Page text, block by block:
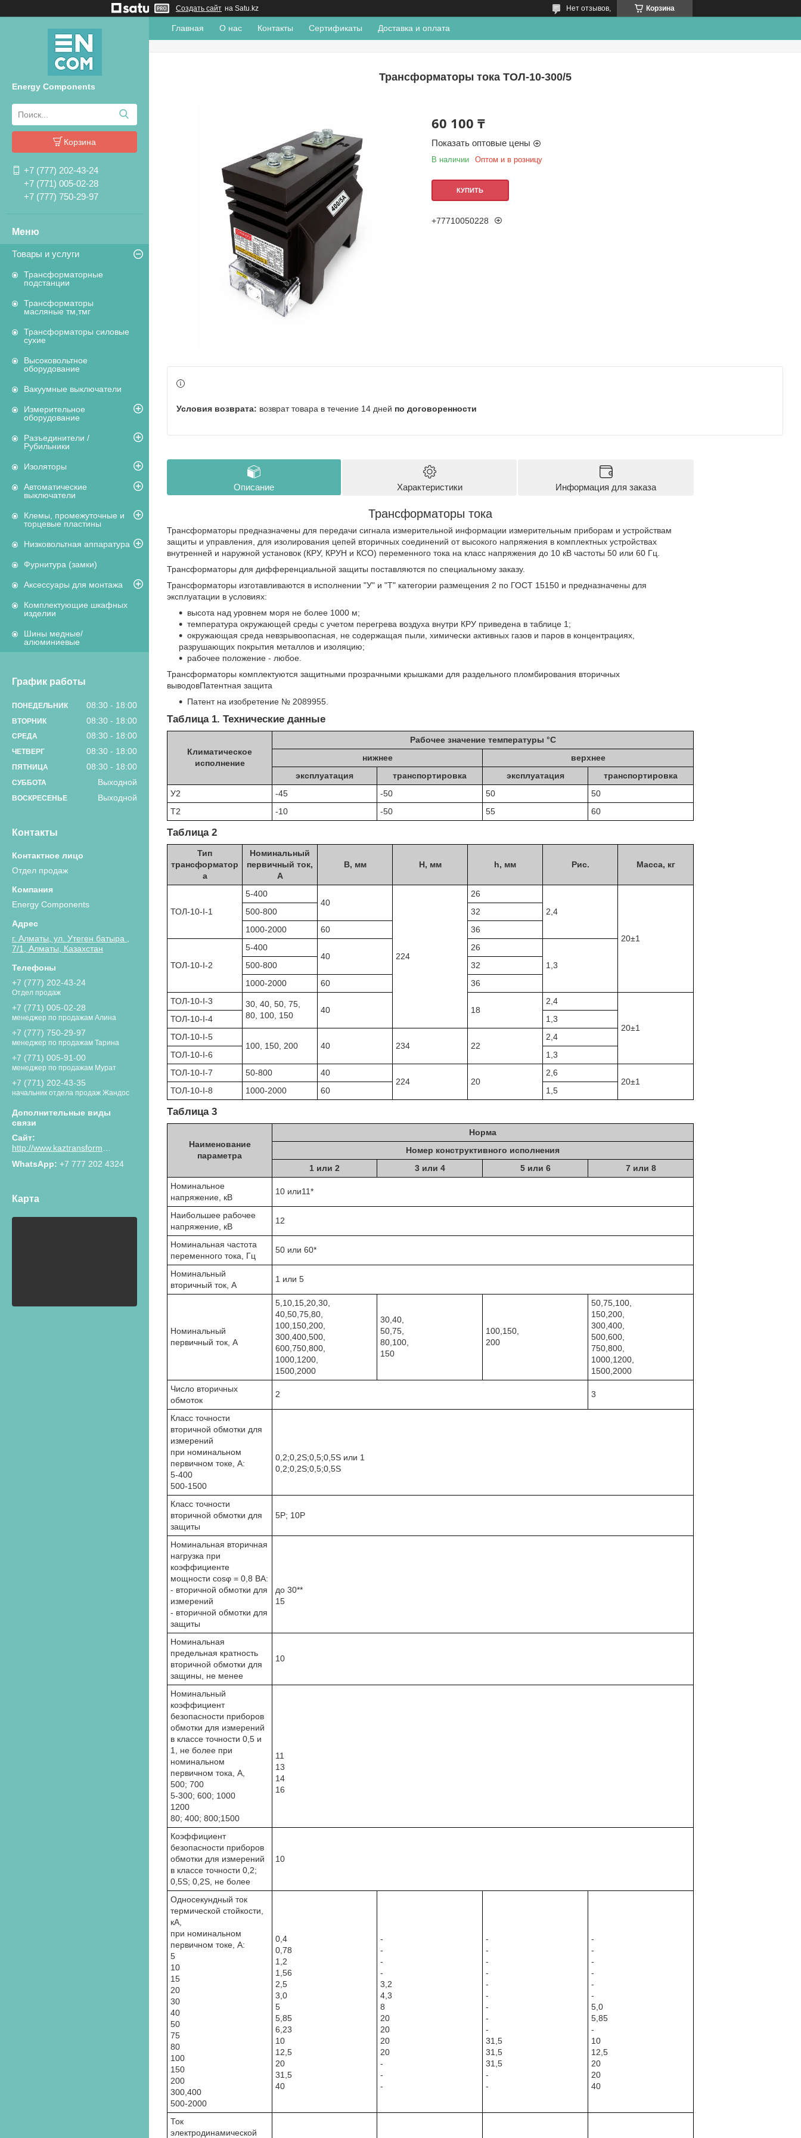
Создать сайт на Satu.kz Корзина
Нет отзывов,
Energy Components
Корзина
+7 (777) 202-43-24
+7 (771) 005-02-28
+7 (777) 750-29-97
Товары и услуги
Трансформаторные
подстанции
Трансформаторы
масляные тм,тмг
Трансформаторы силовые
сухие
Высоковольтное
оборудование
Вакуумные выключатели
Измерительное
оборудование
Разъединители /
Рубильники
Изоляторы
Автоматические
выключатели
Клемы, промежуточные и
торцевые пластины
Низковольтная аппаратура
Фурнитура (замки)
Аксессуары для монтажа
Комплектующие шкафных
изделии
Шины медные/
алюминиевые
График работы
ПОНЕДЕЛЬНИК 08:30 18:00
ВТОРНИК 08:30 18:00
СРЕДА 08:30 18:00
ЧЕТВЕРГ 08:30 18:00
ПЯТНИЦА 08:30 18:00
СУББОТА Выходной
ВОСКРЕСЕНЬЕ Выходной
Контакты
Отдел продаж
Energy Components
г. Алматы, ул. Утеген батыра ,
7/1, Алматы, Казахстан
+7 (777) 202-43-24
Отдел продаж
+7 (771) 005-02-28
менеджер по продажам Алина
+7 (777) 750-29-97
менеджер по продажам Тарина
+7 (771) 005-91-00
менеджер по продажам Мурат
+7 (771) 202-43-35
начальник отдела продаж Жандос
+7 777 202 4324
Карта
Главная О нас Контакты Сертификаты Доставка и оплата
Трансформаторы тока ТОЛ-10-300/5
60 100 ₸
Показать оптовые цены
В наличии Оптом и в розницу
КУПИТЬ
+77710050228
возврат товара в течение 14 дней по договоренности
Описание Характеристики Информация для заказа
Трансформаторы тока
Трансформаторы предназначены для передачи сигнала измерительной информации измерительным приборам и устройствам
защиты и управления, для изолирования цепей вторичных соединений от высокого напряжения в комплектных устройствах
внутренней и наружной установок (КРУ, КРУН и КСО) переменного тока на класс напряжения до 10 кВ частоты 50 или 60 Гц.
Трансформаторы для дифференциальной защиты поставляются по специальному заказу.
Трансформаторы изготавливаются в исполнении "У" и "Т" категории размещения 2 по ГОСТ 15150 и предназначены для
эксплуатации в условиях:
высота над уровнем моря не более 1000 м;
температура окружающей среды с учетом перегрева воздуха внутри КРУ приведена в таблице 1;
окружающая среда невзрывоопасная, не содержащая пыли, химически активных газов и паров в концентрациях,
разрушающих покрытия металлов и изоляцию;
рабочее положение - любое.
Трансформаторы комплектуются защитными прозрачными крышками для раздельного пломбирования вторичных
выводовПатентная защита
Патент на изобретение № 2089955.
Таблица 1. Технические данные
Климатическое
исполнение
Рабочее значение температуры °C
нижнее
верхнее
эксплуатация
транспортировка эксплуатация
транспортировка
У2
-45 -50 50
50
Т2
-10 -50 55 60
Таблица 2
Тип
трансформатор
а
Номинальный
первичный ток,
А
В, мм Н, мм h, мм Рис. Масса, кг
ТОЛ-10-I-1
5-400
40
224
26
2,4
20±1
500-800
32
1000-2000
60 36
ТОЛ-10-I-2
5-400
40
26
1,3
500-800
32
1000-2000
60
36
ТОЛ-10-I-3
30, 40, 50, 75,
80, 100, 150
40 18
2,4
20±1
ТОЛ-10-I-4
1,3
ТОЛ-10-I-5
100, 150, 200
40 234 22
2,4
ТОЛ-10-I-6
1,3
ТОЛ-10-I-7
50-800
40
224
20
2,6
20±1
ТОЛ-10-I-8
1000-2000 60 1,5
Таблица 3
Наименование
параметра
Норма
Номер конструктивного исполнения
1 или 2
3 или 4 5 или 6
7 или 8
Номинальное
напряжение, кВ
10 или11*
Наибольшее рабочее
напряжение, кВ
12
Номинальная частота
переменного тока, Гц
50 или 60*
Номинальный
вторичный ток, А
1 или 5
Номинальный
первичный ток, А
5,10,15,20,30,
40,50,75,80,
100,150,200,
300,400,500,
600,750,800,
1000,1200,
1500,2000
30,40,
50,75,
80,100,
150
100,150,
200
50,75,100,
150,200,
300,400,
500,600,
750,800,
1000,1200,
1500,2000
Число вторичных
обмоток
2 3
Класс точности
вторичной обмотки для
измерений
при номинальном
первичном токе, А:
5-400
500-1500
0,2;0,2S;0,5;0,5S или 1
0,2;0,2S;0,5;0,5S
Класс точности
вторичной обмотки для
защиты
5Р; 10Р
Номинальная вторичная
нагрузка при
коэффициенте
мощности cosφ = 0,8 BA:
- вторичной обмотки для
измерений
- вторичной обмотки для
защиты
до 30**
15
Номинальная
предельная кратность
вторичной обмотки для
защины, не менее
10
Номинальный
коэффициент
безопасности приборов
обмотки для измерений
в классе точности 0,5 и
1, не более при
номинальном
первичном тока, А,
500; 700
5-300; 600; 1000
1200
80; 400; 800;1500
11
13
14
16
Коэффициент
безопасности приборов
обмотки для измерений
в классе точности 0,2;
0,5S; 0,2S, не более
10
Односекундный ток
термической стойкости,
кА,
при номинальном
первичном токе, А:
5
10
15
20
30
40
50
75
80
100
150
200
300,400
500-2000
0,4
0,78
1,2
1,56
2,5
3,0
5
5,85
6,23
10
12,5
20
31,5
40
-
-
-
-
3,2
4,3
8
20
20
20
20
-
-
-
-
-
-
-
-
-
-
-
-
31,5
31,5
31,5
-
-
-
-
-
-
-
-
5,0
5,85
-
10
12,5
20
20
40
Ток
электродинамической